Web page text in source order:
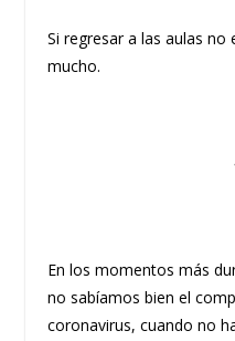
Si regresar a las aulas
mucho.
En los momentos más
no sabíamos bien el
coronavirus, cuando no